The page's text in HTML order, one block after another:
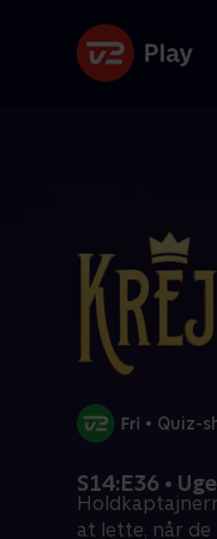
• Quiz-
S14:E36 •
at lette, når